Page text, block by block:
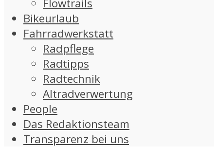
Bikeurlaub
Fahrradwerkstatt
Radpflege
Radtipps
Radtechnik
Altradverwertung
People
Das Redaktionsteam
Transparenz bei uns